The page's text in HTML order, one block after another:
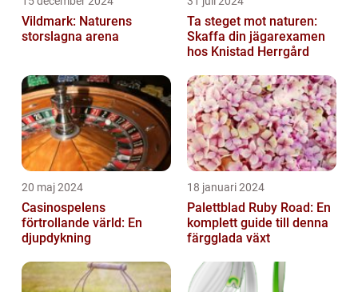
Vildmark: Naturens
storslagna arena
Ta steget mot naturen:
Skaffa din jägarexamen
hos Knistad Herrgård
20 maj 2024
Casinospelens
förtrollande värld: En
djupdykning
18 januari 2024
Palettblad Ruby Road: En
komplett guide till denna
färgglada växt